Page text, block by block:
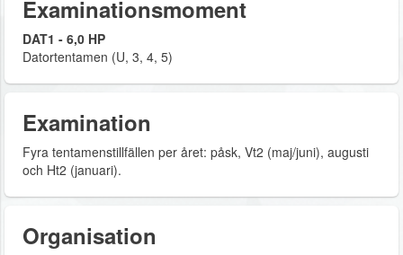
Examinationsmoment
DAT1 - 6,0 HP
Datortentamen (U, 3, 4, 5)
Examination
Fyra tentamenstillfällen per året: påsk, Vt2 (maj/juni), augusti
och Ht2 (januari).
Organisation